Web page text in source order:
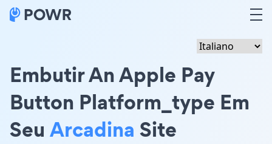
Embutir An Apple Pay
Button Platform_type Em
Seu Arcadina Site